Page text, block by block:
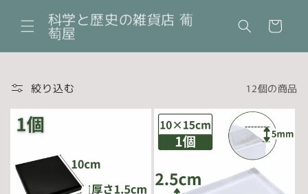
ンツに
進む
科学と歴史の雑貨店 葡
萄屋
ー
絞り込む 12個の商品